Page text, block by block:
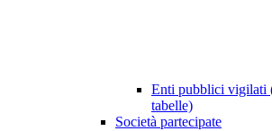
Enti pubblici vigilati
tabelle)
Società partecipate